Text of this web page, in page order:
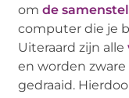
omde
computer die je
Uiteraard zijn alle
en worden
gedraaid.